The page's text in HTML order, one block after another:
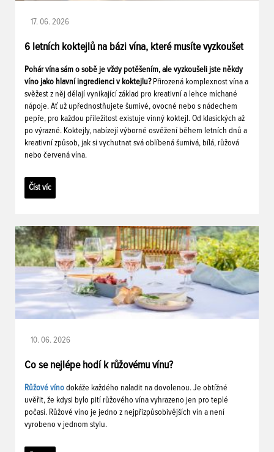
17. 06. 2026
6 letních koktejlů na bázi vína, které musíte vyzkoušet
Pohár vína sám o sobě je vždy potěšením, ale vyzkoušeli jste někdy
víno jako hlavní ingredienci v koktejlu? Přirozená komplexnost vína a
svěžest z něj dělají vynikající základ pro kreativní a lehce míchané
nápoje. Ať už upřednostňujete šumivé, ovocné nebo s nádechem
pepře, pro každou příležitost existuje vinný koktejl. Od klasických až
po výrazné. Koktejly, nabízejí výborné osvěžení během letních dnů a
kreativní způsob, jak si vychutnat svá oblíbená šumivá, bílá, růžová
nebo červená vína.
Číst víc
10. 06. 2026
Co se nejlépe hodí k růžovému vínu?
Růžové víno dokáže každého naladit na dovolenou. Je obtížné
uvěřit, že kdysi bylo pití růžového vína vyhrazeno jen pro teplé
počasí. Růžové víno je jedno z nejpřizpůsobivějších vín a není
vyrobeno v jednom stylu.